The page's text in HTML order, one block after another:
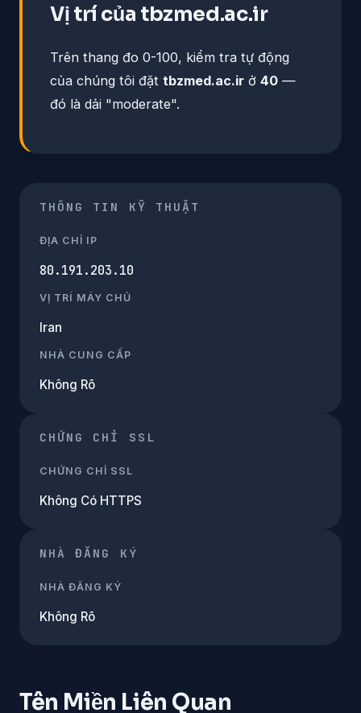
Vị trí của tbzmed.ac.ir
Trên thang đo 0-100, kiểm tra tự động
của chúng tôi đặt tbzmed.ac.ir ở 40 —
đó là dải "moderate".
THÔNG TIN KỸ THUẬT
ĐỊA CHỈ IP
80.191.203.10
VỊ TRÍ MÁY CHỦ
Iran
NHÀ CUNG CẤP
Không Rõ
CHỨNG CHỈ SSL
CHỨNG CHỈ SSL
Không Có HTTPS
NHÀ ĐĂNG KÝ
NHÀ ĐĂNG KÝ
Không Rõ
Tên Miền Liên Quan